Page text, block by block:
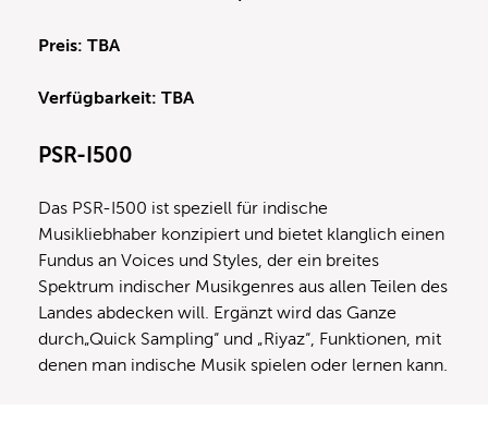
Preis: TBA
Verfügbarkeit: TBA
PSR-I500
Das PSR-I500 ist speziell für indische
Musikliebhaber konzipiert und bietet klanglich einen
Fundus an Voices und Styles, der ein breites
Spektrum indischer Musikgenres aus allen Teilen des
Landes abdecken will. Ergänzt wird das Ganze
durch„Quick Sampling“ und „Riyaz“, Funktionen, mit
denen man indische Musik spielen oder lernen kann.